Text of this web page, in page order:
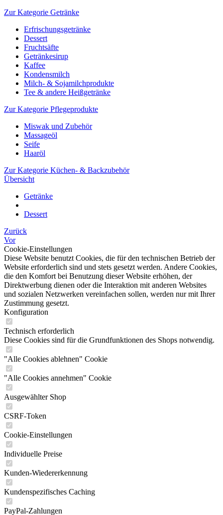
Zur Kategorie Getränke
Erfrischungsgetränke
Dessert
Fruchtsäfte
Getränkesirup
Kaffee
Kondensmilch
Milch- & Sojamilchprodukte
Tee & andere Heißgetränke
Zur Kategorie Pflegeprodukte
Miswak und Zubehör
Massageöl
Seife
Haaröl
Zur Kategorie Küchen- & Backzubehör
Übersicht
Getränke
Dessert
Zurück
Vor
Cookie-Einstellungen
Diese Website benutzt Cookies, die für den technischen Betrieb der
Website erforderlich sind und stets gesetzt werden. Andere Cookies,
die den Komfort bei Benutzung dieser Website erhöhen, der
Direktwerbung dienen oder die Interaktion mit anderen Websites
und sozialen Netzwerken vereinfachen sollen, werden nur mit Ihrer
Zustimmung gesetzt.
Konfiguration
Technisch erforderlich
Diese Cookies sind für die Grundfunktionen des Shops notwendig.
"Alle Cookies ablehnen" Cookie
"Alle Cookies annehmen" Cookie
Ausgewählter Shop
CSRF-Token
Cookie-Einstellungen
Individuelle Preise
Kunden-Wiedererkennung
Kundenspezifisches Caching
PayPal-Zahlungen